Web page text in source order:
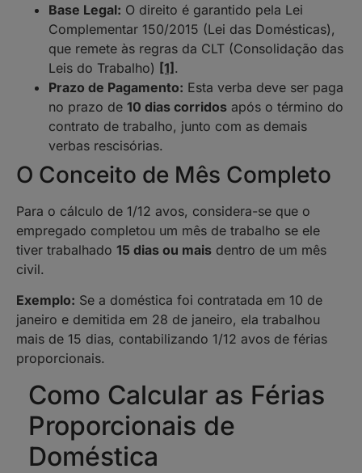
Base Legal: O direito é garantido pela Lei
Complementar 150/2015 (Lei das Domésticas),
que remete às regras da CLT (Consolidação das
Leis do Trabalho) [1].
Prazo de Pagamento: Esta verba deve ser paga
no prazo de 10 dias corridos após o término do
contrato de trabalho, junto com as demais
verbas rescisórias.
O Conceito de Mês Completo
Para o cálculo de 1/12 avos, considera-se que o
empregado completou um mês de trabalho se ele
tiver trabalhado 15 dias ou mais dentro de um mês
civil.
Exemplo: Se a doméstica foi contratada em 10 de
janeiro e demitida em 28 de janeiro, ela trabalhou
mais de 15 dias, contabilizando 1/12 avos de férias
proporcionais.
Como Calcular as Férias
Proporcionais de
Doméstica